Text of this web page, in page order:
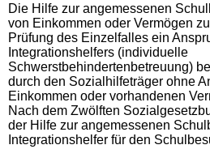
Die Hilfe zur angemessenen
von Einkommen oder Vermögen
Prüfung des Einzelfalles ein
Integrationshelfers (individuelle
Schwerstbehindertenbetreuung)
durch den Sozialhilfeträger ohne
Einkommen oder vorhandenen
Nach dem Zwölften
der Hilfe zur angemessenen
Integrationshelfer für den